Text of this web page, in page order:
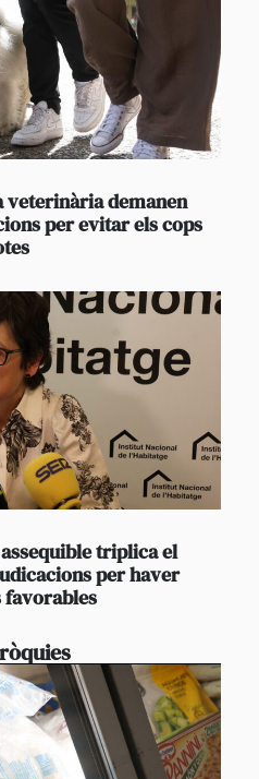
veterinària demanen
per evitar els cops
triplica el
per haver